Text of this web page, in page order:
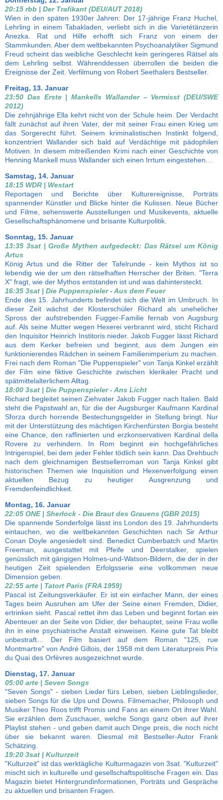
20:15 rbb | Der Trafikant (DEU/AUT 2018)
Wien in den späten 1930er Jahren: Der 17-jährige Franz Huchel,
Lehrling in einem Tabakladen, verliebt sich in die Varietétänzerin
Anezka. Rat und Hilfe erhofft sich Franz von einem der
Stammkunden. Aber dem weltbekannten Psychoanalytiker Sigmund
Freud scheint das weibliche Geschlecht kein geringeres Rätsel als
dem Lehrling selbst. Währenddessen überrollen die beiden die
Ereignisse der Zeit. Verfilmung von Robert Seethalers Bestseller.
Freitag, 13. Januar
23:50 Das Erste | Mankells Wallander – Vermisst (DEU/SWE
2012)
Die zehnjährige Ella kehrt nicht von der Schule heim. Der Verdacht
fällt zunächst auf ihren Vater, der mit seiner Frau einen Krieg um
das Sorgerecht führt. Seinem kriminalistischen Instinkt folgend,
konzentriert Wallander sich bald auf Verdächtige mit pädophilen
Motiven. In diesem mitreißenden Krimi nach einer Geschichte von
Henning Mankell muss Wallander sich einen Irrtum eingestehen…
Samstag, 14. Januar
18:15 WDR | Westart
Reportagen und Berichte über Kulturereignisse, Porträts
spannender Künstler und Blicke hinter die Kulissen. Neue Bücher
und Filme, sehenswerte Ausstellungen und Musikevents, aktuelle
Gesellschaftsphänomene und brisante Kulturpolitik.
Sonntag, 15. Januar
13:35 3sat | Große Mythen aufgedeckt: Das Rätsel um König
Artus
König Artus und die Ritter der Tafelrunde - kein Mythos ist so
lebendig wie der um den rätselhaften Herrscher der Briten. "Terra
X" fragt, wie der Mythos entstanden ist und was dahintersteckt.
16:35 3sat | Die Puppenspieler - Aus dem Feuer
Ende des 15. Jahrhunderts befindet sich die Welt im Umbruch. In
dieser Zeit wächst der Klosterschüler Richard als unehelicher
Spross der aufstrebenden Fugger-Familie fernab von Augsburg
auf. Als seine Mutter wegen Hexerei verbrannt wird, sticht Richard
den Inquisitor Heinrich Institoris nieder. Jakob Fugger lässt Richard
aus dem Kerker befreien und beginnt, aus dem Jungen ein
funktionierendes Rädchen in seinem Familienimperium zu machen.
Frei nach dem Roman "Die Puppenspieler" von Tanja Kinkel erzählt
der Film eine fiktive Geschichte zwischen klerikaler Pracht und
spätmittelalterlichem Alltag.
18:00 3sat | Die Puppenspieler - Ans Licht
Richard begleitet seinen Ziehvater Jakob Fugger nach Italien. Bald
steht die Papstwahl an, für die der Augsburger Kaufmann Kardinal
Sforza durch horrende Bestechungsgelder in Stellung bringt. Nur
mit der Unterstützung des mächtigen Kirchenfürsten Borgia besteht
eine Chance, den raffinierten und erzkonservativen Kardinal della
Rovere zu verhindern. In Rom beginnt ein hochgefährliches
Intrigenspiel, bei dem jeder Fehler tödlich sein kann. Das Drehbuch
nach dem gleichnamigen Bestsellerroman von Tanja Kinkel gibt
historischen Themen wie Inquisition und Hexenverfolgung einen
aktuellen Bezug zu heutiger Ausgrenzung und
Fremdenfeindlichkeit.
Montag, 16. Januar
22:05 ONE | Sherlock - Die Braut des Grauens (GBR 2015)
Die spannende Sonderfolge lässt ins London des 19. Jahrhunderts
eintauchen, wo die weltbekannten Geschichten nach Sir Arthur
Conan Doyle angesiedelt sind. Benedict Cumberbatch und Martin
Freeman, ausgestattet mit Pfeife und Deerstalker, spielen
genüsslich mit gängigen Holmes-und-Watson-Bildern, die der in der
heutigen Zeit spielenden Erfolgsserie eine vollkommen neue
Dimension geben.
22:55 arte | Tatort Paris (FRA 1959)
Pascal ist Zeitungsverkäufer. Er ist ein einfacher Mann, der eines
Tages beim Ausruhen am Ufer der Seine einen Fremden, Didier,
ertrinken sieht. Pascal rettet ihm das Leben und beginnt fortan ein
Abenteuer an der Seite von Didier, der behauptet, seine Frau wolle
ihn in eine psychiatrische Anstalt einweisen. Keine gute Tat bleibt
unbestraft… Der Film basiert auf dem Roman "125, rue
Montmartre" von André Gillois, der 1958 mit dem Literaturpreis Prix
du Quai des Orfèvres ausgezeichnet wurde.
Dienstag, 17. Januar
05:00 arte | Seven Songs
"Seven Songs" - sieben Lieder fürs Leben, sieben Lieblingslieder,
sieben Songs für die Ups und Downs. Filmemacher, Philosoph und
Musiker Theo Roos trifft Promis und Fans an einem Ort ihrer Wahl.
Sie erzählen dem Zuschauer, welche Songs ganz oben auf ihrer
Playlist stehen - und geben damit auch Dinge preis, die noch nicht
über sie bekannt waren. Diesmal mit Bestseller-Autor Frank
Schätzing.
19:20 3sat | Kulturzeit
"Kulturzeit" ist das werktägliche Kulturmagazin von 3sat. "Kulturzeit"
mischt sich in kulturelle und gesellschaftspolitische Fragen ein. Das
Magazin bietet Hintergrundinformationen, Porträts und Gespräche
zu aktuellen und brisanten Fragen.